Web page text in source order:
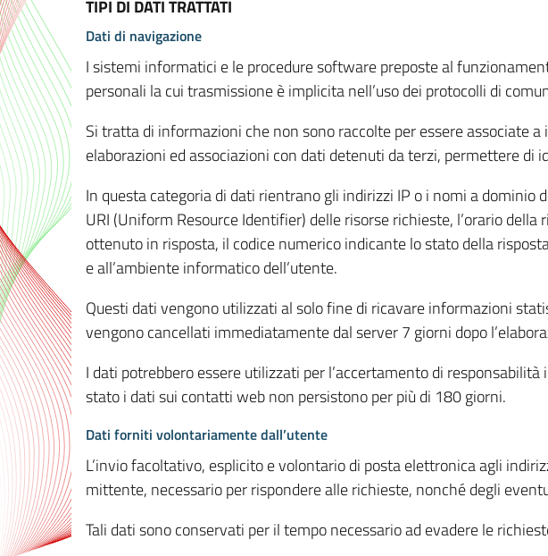
TIPI DI DATI TRATTATI
Dati di navigazione
I sistemi informatici e le procedure software preposte al
personali la cui trasmissione è implicita nell’uso dei protocolli di
Si tratta di informazioni che non sono raccolte per essere associate
elaborazioni ed associazioni con dati detenuti da terzi, permettere di
In questa categoria di dati rientrano gli indirizzi IP o i nomi a
URI (Uniform Resource Identifier) delle risorse richieste, l’orario
ottenuto in risposta, il codice numerico indicante lo stato della
e all’ambiente informatico dell’utente.
Questi dati vengono utilizzati al solo fine di ricavare informazioni
vengono cancellati immediatamente dal server 7 giorni dopo
I dati potrebbero essere utilizzati per l’accertamento di
stato i dati sui contatti web non persistono per più di 180 giorni.
Dati forniti volontariamente dall’utente
L’invio facoltativo, esplicito e volontario di posta elettronica agli
mittente, necessario per rispondere alle richieste, nonché degli
Tali dati sono conservati per il tempo necessario ad evadere le